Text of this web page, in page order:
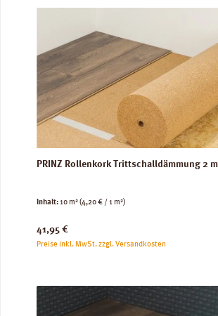
PRINZ Rollenkork Trittschalldämmung 2
Inhalt:10 m²(4,20 € / 1 m²)
Regulärer Preis:
41,95 €
Preise inkl. MwSt. zzgl. Versandkosten